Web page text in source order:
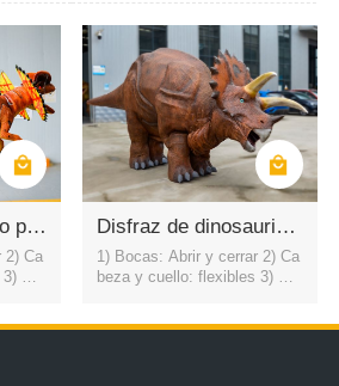
USD
e simulación / personalizado
7) control del motor ojos parp
adean automáticamente USD
3500
Traje de dinosaurio para adultos de Dilophosaurus de Jurassic Park
2) Ca
Cu
Disfraz de dinosaurio Triceratops con personalización 3D
1) Bocas: Abrir y cerrar 2) Ca
beza y cuello: flexibles 3) Cu